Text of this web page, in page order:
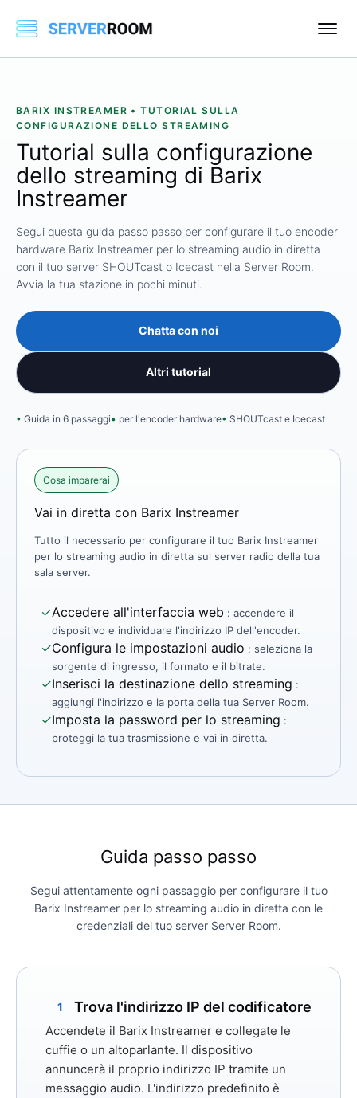
BARIX INSTREAMER • TUTORIAL SULLA
CONFIGURAZIONE DELLO STREAMING
Tutorial sulla configurazione
dello streaming di Barix
Instreamer
Segui questa guida passo passo per configurare il tuo encoder
hardware Barix Instreamer per lo streaming audio in diretta
con il tuo server SHOUTcast o Icecast nella Server Room.
Avvia la tua stazione in pochi minuti.
Chatta con noi
Altri tutorial
Guida in 6 passaggi per l'encoder hardware SHOUTcast e Icecast
Cosa imparerai
Vai in diretta con Barix Instreamer
Tutto il necessario per configurare il tuo Barix Instreamer
per lo streaming audio in diretta sul server radio della tua
sala server.
✓Accedere all'interfaccia web : accendere il
dispositivo e individuare l'indirizzo IP dell'encoder.
✓Configura le impostazioni audio : seleziona la
sorgente di ingresso, il formato e il bitrate.
✓Inserisci la destinazione dello streaming :
aggiungi l'indirizzo e la porta della tua Server Room.
✓Imposta la password per lo streaming :
proteggi la tua trasmissione e vai in diretta.
Guida passo passo
Segui attentamente ogni passaggio per configurare il tuo
Barix Instreamer per lo streaming audio in diretta con le
credenziali del tuo server Server Room.
1 Trova l'indirizzo IP del codificatore
Accendete il Barix Instreamer e collegate le
cuffie o un altoparlante. Il dispositivo
annuncerà il proprio indirizzo IP tramite un
messaggio audio. L'indirizzo predefinito è